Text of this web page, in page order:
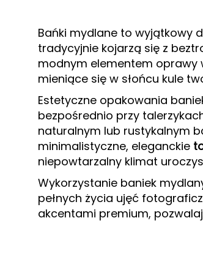
Bańki mydlane to wyjątkowy
tradycyjnie kojarzą się z
modnym elementem oprawy
mieniące się w słońcu kule
Estetyczne opakowania
bezpośrednio przy
naturalnym lub rustykalnym
minimalistyczne, eleganckie
niepowtarzalny klimat
Wykorzystanie baniek
pełnych życia ujęć
akcentami premium,